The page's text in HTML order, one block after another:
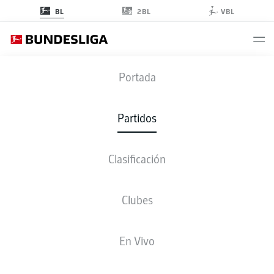
BL 2BL VBL
Portada
Partidos
Clasificación
Clubes
En Vivo
FECHA 18